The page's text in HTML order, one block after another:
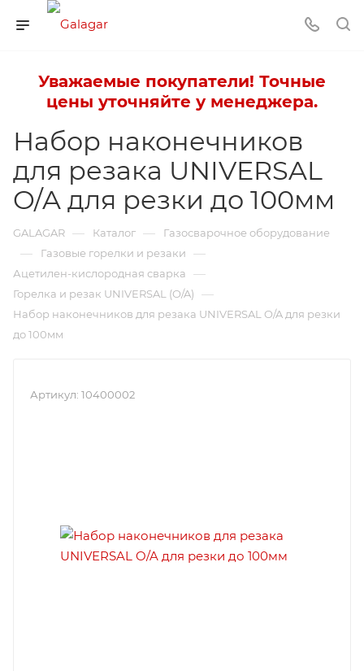
Уважаемые покупатели! Точные
цены уточняйте у менеджера.
Набор наконечников
для резака UNIVERSAL
O/A для резки до 100мм
GALAGAR — Каталог — Газосварочное оборудование
— Газовые горелки и резаки —
Ацетилен-кислородная сварка —
Горелка и резак UNIVERSAL (O/A) —
Набор наконечников для резака UNIVERSAL O/A для резки
до 100мм
Артикул: 10400002